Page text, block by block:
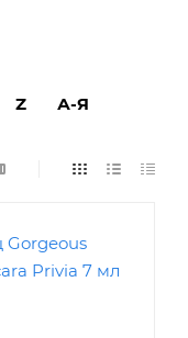
Z А-Я